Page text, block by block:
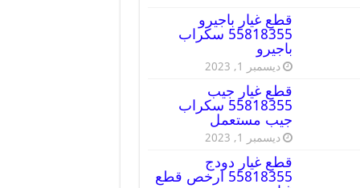
قطع غيار باجيرو
55818355 سكراب
باجيرو
ديسمبر 1, 2023
قطع غيار جيب
55818355 سكراب
جيب مستعمل
ديسمبر 1, 2023
قطع غيار دودج
55818355 ارخص قطع